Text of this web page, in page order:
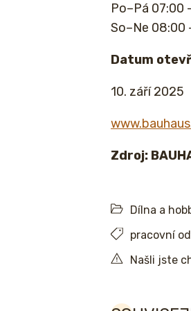
Po–Pá 07:00
So–Ne 08:00
Datum
10. září 2025
Zdroj:
Dílna a
pracovní
Našli jste